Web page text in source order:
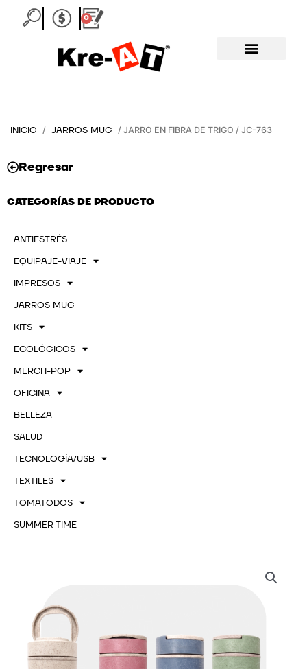
0
Carrito
INICIO / JARROS MUG / JARRO EN FIBRA DE TRIGO / JC-763
Regresar
CATEGORÍAS DE PRODUCTO
ANTIESTRÉS
EQUIPAJE-VIAJE
IMPRESOS
JARROS MUG
KITS
ECOLÓGICOS
MERCH-POP
OFICINA
BELLEZA
SALUD
TECNOLOGÍA/USB
TEXTILES
TOMATODOS
SUMMER TIME